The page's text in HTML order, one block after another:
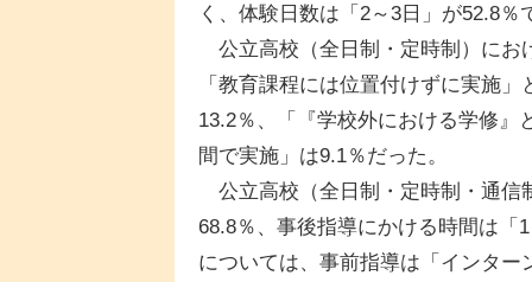
く、体験日数は「2～3日」が52.8
公立高校（全日制・定時制）にお
「教育課程には位置付けずに実施
13.2％、「『学校外における学修』
間で実施」は9.1％だった。
公立高校（全日制・定時制・通信
68.8％、事後指導にかける時間は「
については、事前指導は「インタ